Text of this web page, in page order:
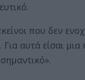
που δεν
Για αυτά είσαι